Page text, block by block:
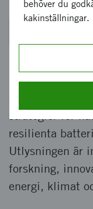
Genom denna
resilienta
Utlysningen är
forskning,
energi, klimat
behöver du
kakinställningar.